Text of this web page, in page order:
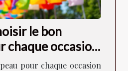
le bon
chaque occasion
pour chaque occasion